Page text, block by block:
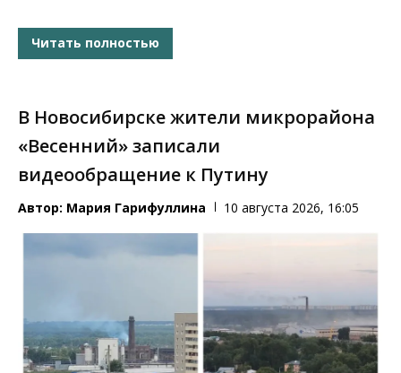
Читать полностью
В Новосибирске жители микрорайона
«Весенний» записали
видеообращение к Путину
Автор: Мария Гарифуллина 10 августа 2026, 16:05